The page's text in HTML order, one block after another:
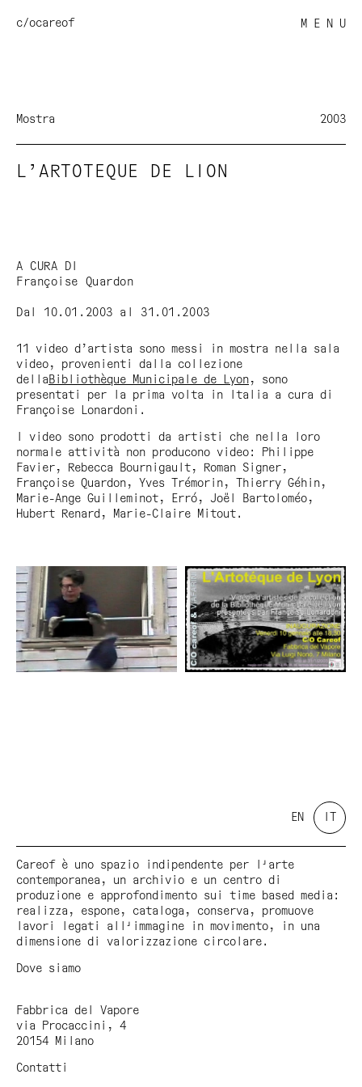
c/ocareof M E N U
Mostra 2003
L’ARTOTEQUE DE LION
A CURA DI
Françoise Quardon
Dal 10.01.2003 al 31.01.2003
11 video d’artista sono messi in mostra nella sala
video, provenienti dalla collezione
della Bibliothèque Municipale de Lyon , sono
presentati per la prima volta in Italia a cura di
Françoise Lonardoni.
I video sono prodotti da artisti che nella loro
normale attività non producono video: Philippe
Favier, Rebecca Bournigault, Roman Signer,
Françoise Quardon, Yves Trémorin, Thierry Géhin,
Marie-Ange Guilleminot, Erró, Joël Bartoloméo,
Hubert Renard, Marie-Claire Mitout.
EN
Careof è uno spazio indipendente per l'arte
contemporanea, un archivio e un centro di
produzione e approfondimento sui time based media:
realizza, espone, cataloga, conserva, promuove
lavori legati all'immagine in movimento, in una
dimensione di valorizzazione circolare.
Dove siamo
Fabbrica del Vapore
via Procaccini, 4
20154 Milano
Contatti